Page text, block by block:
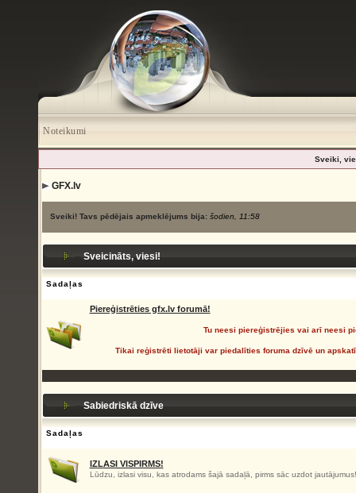
Noteikumi
Sveiki,
GFX.lv
Sveiki! Tavs pēdējais apmeklējums bija: šodien, 11:58
Sveicināts, viesi!
Sadaļas
Piereģistrēties gfx.lv forumā!
Tu neesi piereģistrējies vai arī neesi
Tikai reģistrēti lietotāji var piedalīties foruma dzīvē un
Sabiedriskā dzīve
Sadaļas
IZLASI VISPIRMS!
Lūdzu, izlasi visu, kas atrodams šajā sadaļā, pirms sāc uzdot jautājumus!